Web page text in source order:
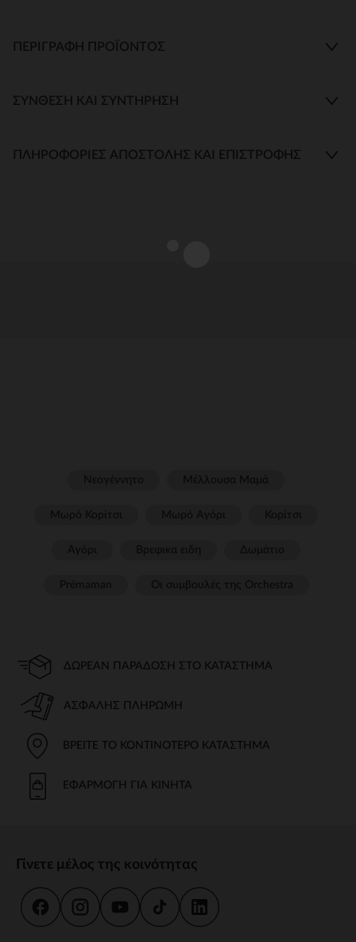
ΠΕΡΙΓΡΑΦΉ ΠΡΟΪΌΝΤΟΣ
ΣΎΝΘΕΣΗ ΚΑΙ ΣΥΝΤΉΡΗΣΗ
ΠΛΗΡΟΦΟΡΊΕΣ ΑΠΟΣΤΟΛΉΣ ΚΑΙ ΕΠΙΣΤΡΟΦΉΣ
ΔΩΡΕΆΝ ΠΑΡΆΔΟΣΗ ΣΤΟ ΚΑΤΆΣΤΗΜΑ
ΑΣΦΑΛΉΣ ΠΛΗΡΩΜΉ
ΒΡΕΊΤΕ ΤΟ ΚΟΝΤΙΝΌΤΕΡΟ ΚΑΤΆΣΤΗΜΑ
ΕΦΑΡΜΟΓΉ ΓΙΑ ΚΙΝΗΤΆ
Γίνετε μέλος της κοινότητας